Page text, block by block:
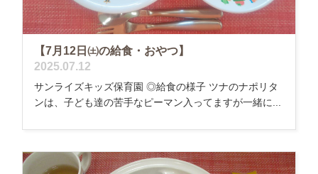
【7月12日㈯の給食・おやつ】
2025.07.12
サンライズキッズ保育園 ◎給食の様子 ツナのナポリタ
ンは、子ども達の苦手なピーマン入ってますが一緒に...